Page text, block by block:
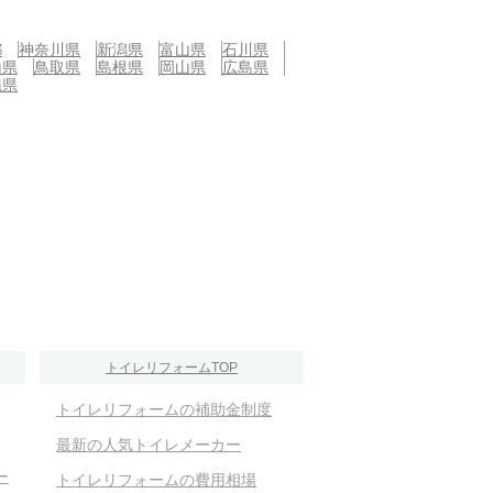
神奈川県 新潟県 富山県
石川県
鳥取県 島根県 岡山県
広島県
トイレリフォームTOP
トイレリフォームの補助金制度
最新の人気トイレメーカー
トイレリフォームの費用相場